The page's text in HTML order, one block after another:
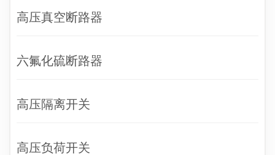
高压真空断路器
六氟化硫断路器
高压隔离开关
高压负荷开关